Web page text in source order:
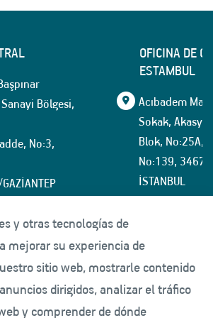
y otras tecnologías de
mejorar su experiencia de
sitio web, mostrarle contenido
dirigidos, analizar el tráfico
y comprender de dónde
Bölgesi,
No:3,
15 35
Bölgesi,
OFICINA DE
ESTAMBUL
Acıbadem
Sokak, Akasya
Blok, No:25A,
No:139,
İSTANBUL